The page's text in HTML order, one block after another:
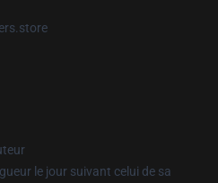
le jour suivant celui de sa